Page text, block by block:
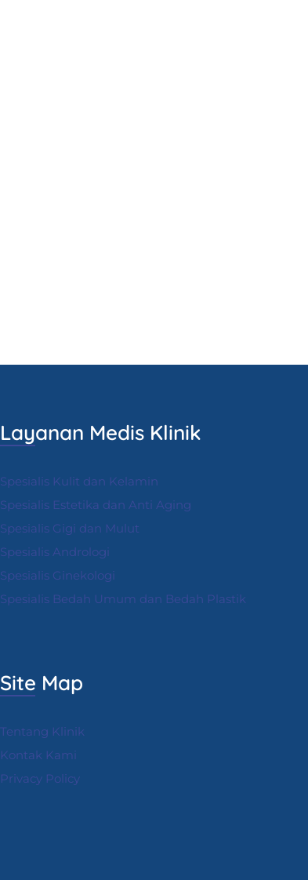
Layanan Medis Klinik
Spesialis Kulit dan Kelamin
Spesialis Estetika dan Anti Aging
Spesialis Gigi dan Mulut
Spesialis Andrologi
Spesialis Ginekologi
Spesialis Bedah Umum dan Bedah Plastik
Site Map
Tentang Klinik
Kontak Kami
Privacy Policy